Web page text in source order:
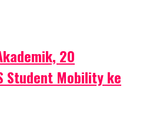
20
Student Mobility ke